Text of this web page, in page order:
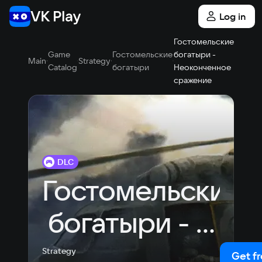
Log in
Main
Game
Catalog
Strategy
Гостомельские
богатыри
Гостомельские
богатыри -
Неоконченное
сражение
DLC
Гостомельские
богатыри -
Неоконченное
Strategy Get